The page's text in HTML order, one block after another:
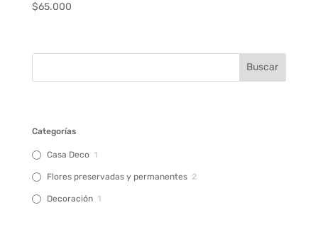
$65.000
Categorías
Casa Deco 1
Flores preservadas y permanentes 2
Decoración 1